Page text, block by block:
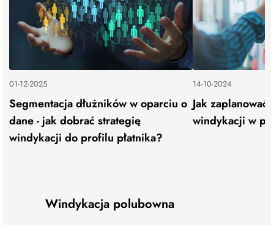
01-12-2025
Segmentacja dłużników w oparciu o
dane - jak dobrać strategię
windykacji do profilu płatnika?
14-10-2024
Jak
windykacji w
Windykacja polubowna